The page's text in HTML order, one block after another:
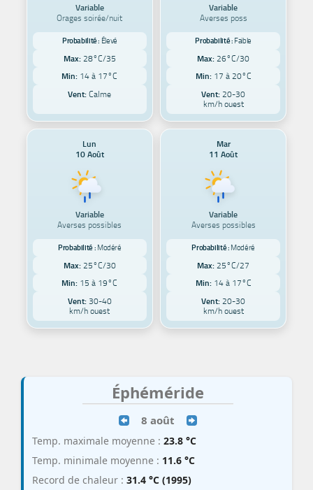
Variable
Orages soirée/nuit
Probabilité : Élevé
Max: 28°C/35
Min: 14 à 17°C
Vent: Calme
Variable
Averses poss
Probabilité : Faible
Max: 26°C/30
Min: 17 à 20°C
Vent: 20-30
km/h ouest
Lun
10 Août
Variable
Averses possibles
Probabilité : Modéré
Max: 25°C/30
Min: 15 à 19°C
Vent:30-40
km/h ouest
Mar
11 Août
Variable
Averses possibles
Probabilité : Modéré
Max: 25°C/27
Min: 14 à 17°C
Vent: 20-30
km/h ouest
Éphéméride
8 août
Temp. maximale moyenne : 23.8 °C
Temp. minimale moyenne : 11.6 °C
Record de chaleur : 31.4 °C (1995)